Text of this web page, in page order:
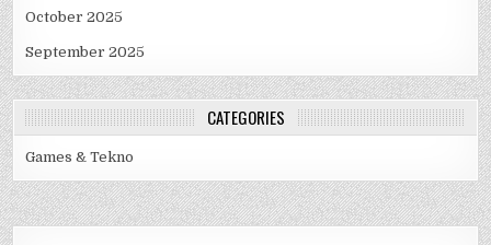
October 2025
September 2025
CATEGORIES
Games & Tekno